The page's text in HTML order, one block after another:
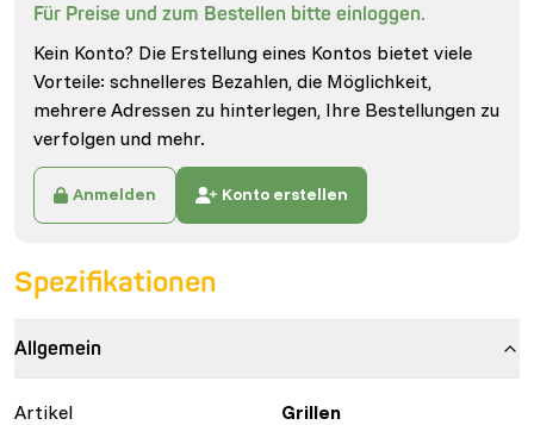
Für Preise und zum Bestellen bitte einloggen.
Kein Konto? Die Erstellung eines Kontos bietet viele
Vorteile: schnelleres Bezahlen, die Möglichkeit,
mehrere Adressen zu hinterlegen, Ihre Bestellungen zu
verfolgen und mehr.
Anmelden Konto erstellen
Spezifikationen
Allgemein
Artikel
Grillen